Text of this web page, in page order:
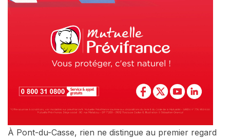
À Pont-du-Casse, rien ne distingue au premier regard